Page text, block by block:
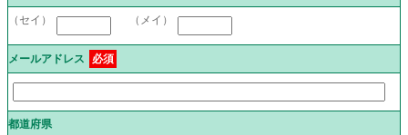
（セイ） （メイ）
メールアドレス 必須
都道府県